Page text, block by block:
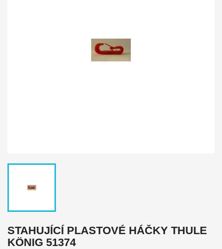
STAHUJÍCÍ PLASTOVÉ HÁČKY THULE
KÖNIG 51374